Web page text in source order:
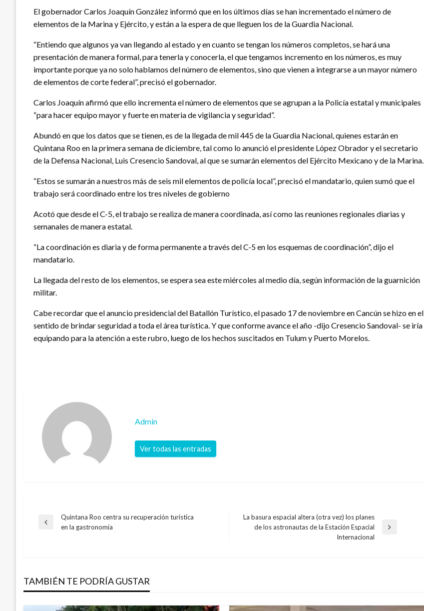
El gobernador Carlos Joaquín González informó que en los últimos días se han incrementado el número de
elementos de la Marina y Ejército, y están a la espera de que lleguen los de la Guardia Nacional.
“Entiendo que algunos ya van llegando al estado y en cuanto se tengan los números completos, se hará una
presentación de manera formal, para tenerla y conocerla, el que tengamos incremento en los números, es muy
importante porque ya no solo hablamos del número de elementos, sino que vienen a integrarse a un mayor número
de elementos de corte federal”, precisó el gobernador.
Carlos Joaquín afirmó que ello incrementa el número de elementos que se agrupan a la Policía estatal y municipales
“para hacer equipo mayor y fuerte en materia de vigilancia y seguridad”.
Abundó en que los datos que se tienen, es de la llegada de mil 445 de la Guardia Nacional, quienes estarán en
Quintana Roo en la primera semana de diciembre, tal como lo anunció el presidente López Obrador y el secretario
de la Defensa Nacional, Luis Cresencio Sandoval, al que se sumarán elementos del Ejército Mexicano y de la Marina.
“Estos se sumarán a nuestros más de seis mil elementos de policía local”, precisó el mandatario, quien sumó que el
trabajo será coordinado entre los tres niveles de gobierno
Acotó que desde el C-5, el trabajo se realiza de manera coordinada, así como las reuniones regionales diarias y
semanales de manera estatal.
“La coordinación es diaria y de forma permanente a través del C-5 en los esquemas de coordinación”, dijo el
mandatario.
La llegada del resto de los elementos, se espera sea este miércoles al medio día, según información de la guarnición
militar.
Cabe recordar que el anuncio presidencial del Batallón Turístico, el pasado 17 de noviembre en Cancún se hizo en el
sentido de brindar seguridad a toda el área turística. Y que conforme avance el año -dijo Cresencio Sandoval- se iría
equipando para la atención a este rubro, luego de los hechos suscitados en Tulum y Puerto Morelos.
Admin
Ver todas las entradas
Navegación
entradas
Entrada
Quintana Roo centra su recuperación turística
en la gastronomía
Entrada
La basura espacial altera (otra vez) los planes
de los astronautas de la Estación Espacial
Internacional
TAMBIÉN TE PODRÍA GUSTAR